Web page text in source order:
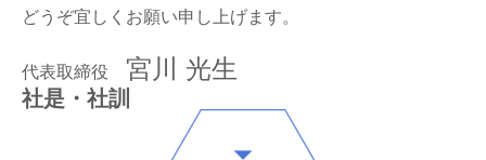
どうぞ宜しくお願い申し上げます。
代表取締役 宮川 光生
社是・社訓